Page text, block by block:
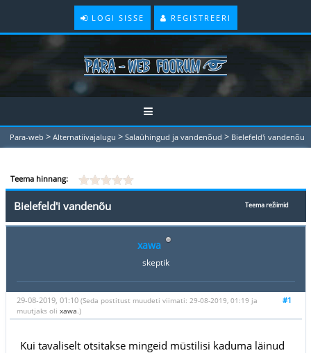
LOGI SISSE REGISTREERI
Para-web > Alternatiivajalugu > Salaühingud ja vandenõud > Bielefeld'i vandenõu
Teema hinnang:
Teema režiimid
Bielefeld'i vandenõu
xawa
skeptik
#1
29-08-2019, 01:10 (Seda postitust muudeti viimati: 29-08-2019, 01:19 ja
muutjaks oli xawa .)
Kui tavaliselt otsitakse mingeid müstilisi kaduma läinud